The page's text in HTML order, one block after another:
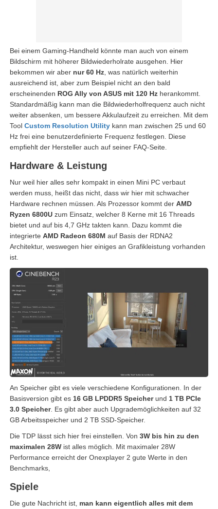
Bei einem Gaming-Handheld könnte man auch von einem
Bildschirm mit höherer Bildwiederholrate ausgehen. Hier
bekommen wir aber nur 60 Hz , was natürlich weiterhin
ausreichend ist, aber zum Beispiel nicht an den bald
erscheinenden ROG Ally von ASUS mit 120 Hz herankommt.
Standardmäßig kann man die Bildwiederholfrequenz auch nicht
weiter absenken, um bessere Akkulaufzeit zu erreichen. Mit dem
Tool Custom Resolution Utility kann man zwischen 25 und 60
Hz frei eine benutzerdefinierte Frequenz festlegen. Diese
empfiehlt der Hersteller auch auf seiner FAQ-Seite.
Hardware & Leistung
Nur weil hier alles sehr kompakt in einen Mini PC verbaut
werden muss, heißt das nicht, dass wir hier mit schwacher
Hardware rechnen müssen. Als Prozessor kommt der AMD
Ryzen 6800U zum Einsatz, welcher 8 Kerne mit 16 Threads
bietet und auf bis 4,7 GHz takten kann. Dazu kommt die
integrierte AMD Radeon 680M auf Basis der RDNA2
Architektur, weswegen hier einiges an Grafikleistung vorhanden
ist.
An Speicher gibt es viele verschiedene Konfigurationen. In der
Basisversion gibt es 16 GB LPDDR5 Speicherund 1 TB PCIe
3.0 Speicher. Es gibt aber auch Upgrademöglichkeiten auf 32
GB Arbeitsspeicher und 2 TB SSD-Speicher.
Die TDP lässt sich hier frei einstellen. Von 3W bis hin zu den
maximalen 28W ist alles möglich. Mit maximaler 28W
Performance erreicht der Onexplayer 2 gute Werte in den
Benchmarks,
Spiele
Die gute Nachricht ist, man kann eigentlich alles mit dem